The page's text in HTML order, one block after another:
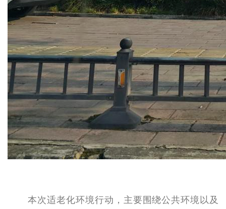
本次适老化环境行动，主要围绕公共环境以及